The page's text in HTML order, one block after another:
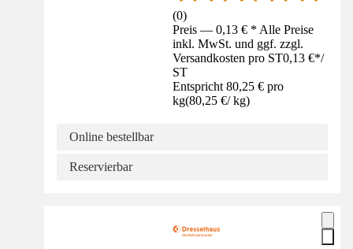
(0)
Preis — 0,13 € * Alle Preise
inkl. MwSt. und ggf. zzgl.
Versandkosten pro ST0,13 €*/
ST
Entspricht 80,25 € pro
kg(80,25 €/ kg)
Online bestellbar
Reservierbar